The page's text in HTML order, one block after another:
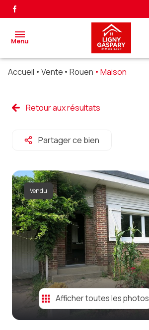
Menu
ventes
vendus
partenaires
alerte
e-mail
contact
Accueil Vente Rouen Maison
Retour aux résultats
Partager ce bien
Vendu
Afficher toutes les photos